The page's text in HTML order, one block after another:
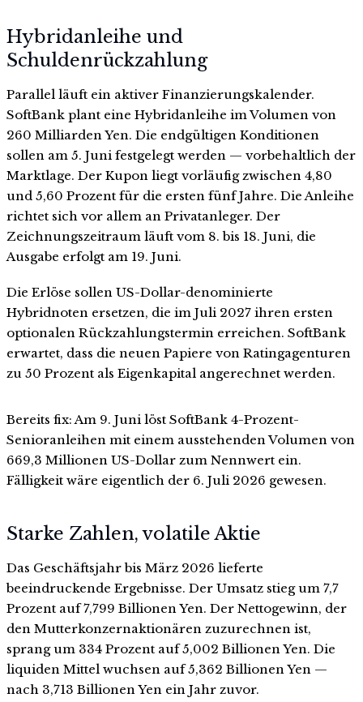
Hybridanleihe und
Schuldenrückzahlung
Parallel läuft ein aktiver Finanzierungskalender.
SoftBank plant eine Hybridanleihe im Volumen von
260 Milliarden Yen. Die endgültigen Konditionen
sollen am 5. Juni festgelegt werden — vorbehaltlich der
Marktlage. Der Kupon liegt vorläufig zwischen 4,80
und 5,60 Prozent für die ersten fünf Jahre. Die Anleihe
richtet sich vor allem an Privatanleger. Der
Zeichnungszeitraum läuft vom 8. bis 18. Juni, die
Ausgabe erfolgt am 19. Juni.
Die Erlöse sollen US-Dollar-denominierte
Hybridnoten ersetzen, die im Juli 2027 ihren ersten
optionalen Rückzahlungstermin erreichen. SoftBank
erwartet, dass die neuen Papiere von Ratingagenturen
zu 50 Prozent als Eigenkapital angerechnet werden.
Bereits fix: Am 9. Juni löst SoftBank 4-Prozent-
Senioranleihen mit einem ausstehenden Volumen von
669,3 Millionen US-Dollar zum Nennwert ein.
Fälligkeit wäre eigentlich der 6. Juli 2026 gewesen.
Starke Zahlen, volatile Aktie
Das Geschäftsjahr bis März 2026 lieferte
beeindruckende Ergebnisse. Der Umsatz stieg um 7,7
Prozent auf 7,799 Billionen Yen. Der Nettogewinn, der
den Mutterkonzernaktionären zuzurechnen ist,
sprang um 334 Prozent auf 5,002 Billionen Yen. Die
liquiden Mittel wuchsen auf 5,362 Billionen Yen —
nach 3,713 Billionen Yen ein Jahr zuvor.